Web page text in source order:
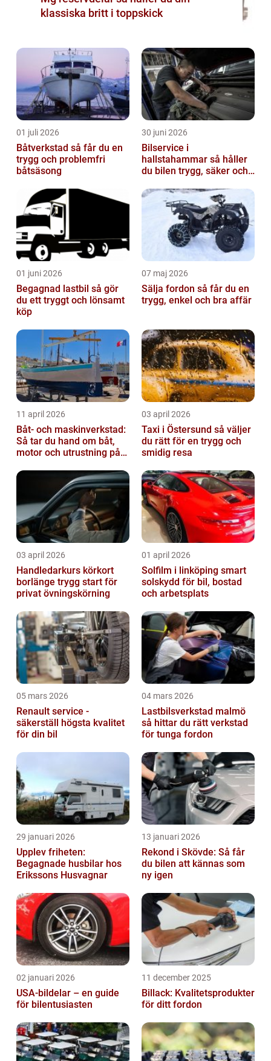
klassiska britt i toppskick
01 juli 2026
Båtverkstad så får du en
trygg och problemfri
båtsäsong
30 juni 2026
Bilservice i
hallstahammar så håller
du bilen trygg, säker och
01 juni 2026
Begagnad lastbil så gör
du ett tryggt och lönsamt
köp
07 maj 2026
Sälja fordon så får du en
trygg, enkel och bra affär
11 april 2026
Båt- och maskinverkstad:
Så tar du hand om båt,
motor och utrustning på
03 april 2026
Taxi i Östersund så väljer
du rätt för en trygg och
smidig resa
03 april 2026
Handledarkurs körkort
borlänge trygg start för
privat övningskörning
01 april 2026
Solfilm i linköping smart
solskydd för bil, bostad
och arbetsplats
05 mars 2026
Renault service -
säkerställ högsta kvalitet
för din bil
04 mars 2026
Lastbilsverkstad malmö
så hittar du rätt verkstad
för tunga fordon
29 januari 2026
Upplev friheten:
Begagnade husbilar hos
Erikssons Husvagnar
13 januari 2026
Rekond i Skövde: Så får
du bilen att kännas som
ny igen
02 januari 2026
USA-bildelar – en guide
för bilentusiasten
11 december 2025
Billack: Kvalitetsprodukter
för ditt fordon